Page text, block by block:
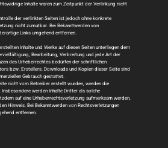
Inhalte waren zum Zeitpunkt der Verlinkung nicht
der verlinkten Seiten ist jedoch ohne konkrete
nicht zumutbar. Bei Bekanntwerden von
Links umgehend entfernen.
Inhalte und Werke auf diesen Seiten unterliegen dem
Bearbeitung, Verbreitung und jede Art der
des Urheberrechtes bedürfen der schriftlichen
bzw. Erstellers. Downloads und Kopien dieser Seite sind
Gebrauch gestattet.
nicht vom Betreiber erstellt wurden, werden die
werden Inhalte Dritter als solche
auf eine Urheberrechtsverletzung aufmerksam werden,
Hinweis. Bei Bekanntwerden von Rechtsverletzungen
entfernen.